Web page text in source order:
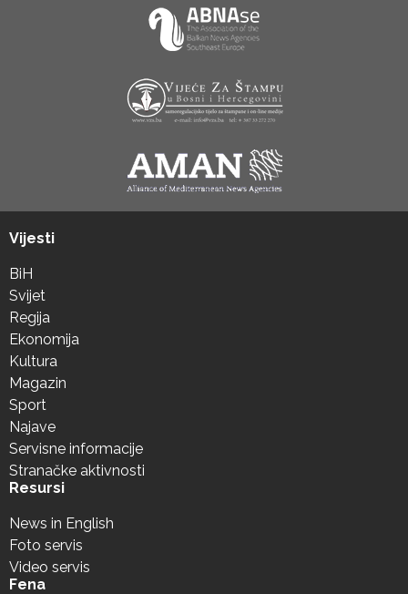
Vijesti
BiH
Svijet
Regija
Ekonomija
Kultura
Magazin
Sport
Najave
Servisne informacije
Stranačke aktivnosti
Resursi
News in English
Foto servis
Video servis
Fena